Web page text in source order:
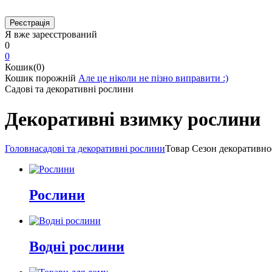
Я вже зареєстрований
0
0
Кошик(0)
Кошик порожній Але це ніколи не пізно виправити :)
Садові та декоративні рослини
Декоративні взимку рослини
Головнасадові та декоративні рослиниТовар Cезон
Рослини
Водні рослини